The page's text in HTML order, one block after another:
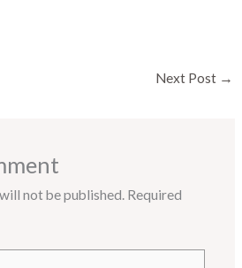
Next Post →
not be published. Required